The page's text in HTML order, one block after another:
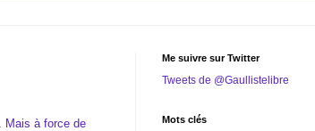
Mais à force de
Me suivre sur Twitter
Tweets de @Gaullistelibre
Mots clés